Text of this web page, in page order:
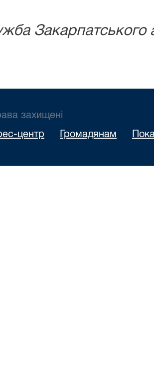
Закарпатського
захищені
центр Громадянам